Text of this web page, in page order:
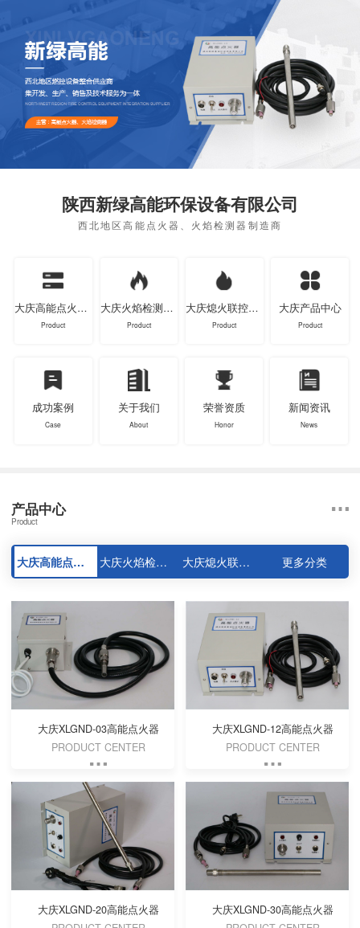
陕西新绿高能环保设备有限公司
西北地区高能点火器、火焰检测器制造商
大庆高能点火器系列
Product
大庆火焰检测器系列
Product
大庆熄火联控装置系列
Product
大庆产品中心
Product
成功案例
Case
关于我们
About
荣誉资质
Honor
新闻资讯
News
产品中心
Product
大庆高能点火器系列 大庆火焰检测器系列 大庆熄火联控装置系列 更多分类
大庆XLGND-03高能点火器
PRODUCT CENTER
大庆XLGND-12高能点火器
PRODUCT CENTER
大庆XLGND-20高能点火器
大庆XLGND-30高能点火器